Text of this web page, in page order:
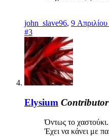
john_slave96, 9
#3
Elysium Contributor
Όντως το
Έχει να κάνει με